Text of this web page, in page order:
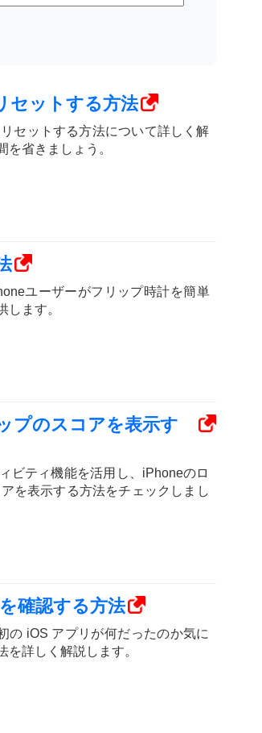
セットする方法
セットする方法について詳しく解
省きましょう。
ユーザーがフリップ時計を簡単
ます。
プのスコアを表示す
ビティ機能を活用し、iPhoneのロ
を表示する方法をチェックしまし
確認する方法
の iOS アプリが何だったのか気に
詳しく解説します。